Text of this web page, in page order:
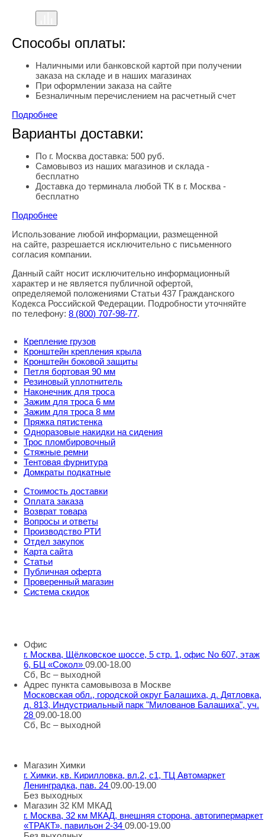
Способы оплаты:
Наличными или банковской картой при получении
заказа на складе и в наших магазинах
При оформлении заказа на сайте
Безналичным перечислением на расчетный счет
Подробнее
Варианты доставки:
По г. Москва доставка: 500 руб.
Самовывоз из наших магазинов и склада -
бесплатно
Доставка до терминала любой ТК в г. Москва -
бесплатно
Подробнее
Правовая информация
Использование любой информации, размещенной
на сайте, разрешается исключительно с письменного
согласия компании.
Данный сайт носит исключительно информационный
характер и не является публичной офертой,
определяемой положениями Статьи 437 Гражданского
Кодекса Российской Федерации. Подробности уточняйте
по телефону: 8 (800) 707-98-77.
Крепление грузов
Кронштейн крепления крыла
Кронштейн боковой защиты
Петля бортовая 90 мм
Резиновый уплотнитель
Наконечник для троса
Зажим для троса 6 мм
Зажим для троса 8 мм
Пряжка пятистенка
Одноразовые накидки на сидения
Трос пломбировочный
Стяжные ремни
Тентовая фурнитура
Домкраты подкатные
Стоимость доставки
Оплата заказа
Возврат товара
Вопросы и ответы
Производство РТИ
Отдел закупок
Карта сайта
Статьи
Публичная оферта
Проверенный магазин
Система скидок
Офис
г. Москва, Щёлковское шоссе, 5 стр. 1, офис No 607, этаж
6, БЦ «Сокол» 09.00-18.00
Сб, Вс – выходной
Адрес пункта самовывоза в Москве
Московская обл., городской округ Балашиха, д. Дятловка,
д. 813, Индустриальный парк "Милованов Балашиха", уч.
28 09.00-18.00
Сб, Вс – выходной
Магазин Химки
г. Химки, кв. Кирилловка, вл.2, с1, ТЦ Автомаркет
Ленинградка, пав. 24 09.00-19.00
Без выходных
Магазин 32 КМ МКАД
г. Москва, 32 км МКАД, внешняя сторона, автогипермаркет
«ТРАКТ», павильон 2-34 09.00-19.00